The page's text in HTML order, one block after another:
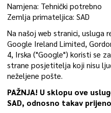
Namjena: Tehnički potrebno
Zemlja primateljica: SAD
Na našoj web stranici, usluga
Google Ireland Limited,
4, Irska ("Google") koristi se
strane posjetitelja koji nisu
neželjene pošte.
PAŽNJA! U sklopu ove
SAD, odnosno takav